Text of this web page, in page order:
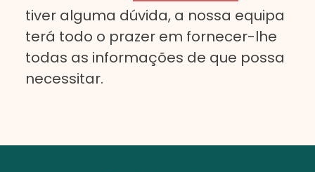
tiver alguma dúvida, a nossa equipa
terá todo o prazer em fornecer-lhe
todas as informações de que possa
necessitar.